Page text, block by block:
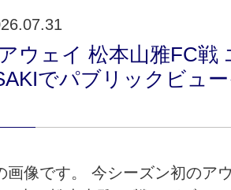
ウェイ 松本山雅FC戦
でパブリックビュ
像です。 今シーズン初のア